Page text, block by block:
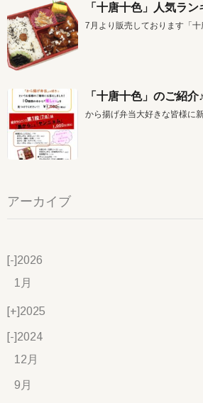
「十唐十色」人気ラン
7月より販売しております「十
「十唐十色」のご紹介♪
から揚げ弁当大好きな皆様に
アーカイブ
[-]2026
1月
[+]2025
[-]2024
12月
9月